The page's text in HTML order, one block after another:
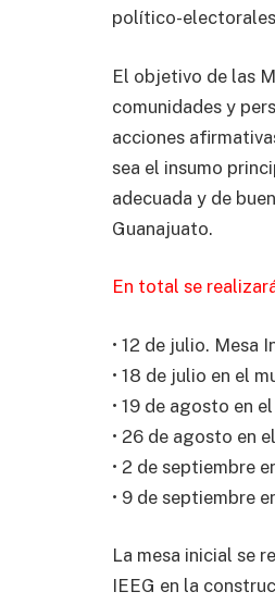
político-
El objetivo de las
comunidades y
acciones
sea el insumo
adecuada y de
Guanajuato.
En total se
• 12 de julio. Mesa
• 18 de julio en el
• 19 de agosto en
• 26 de agosto en
• 2 de septiembre
• 9 de septiembre
La mesa inicial se
IEEG en la